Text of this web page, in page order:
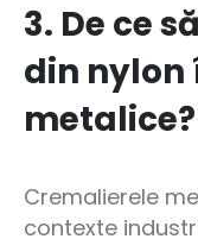
3. De ce
din nylon
metalice?
Cremalierele
contexte